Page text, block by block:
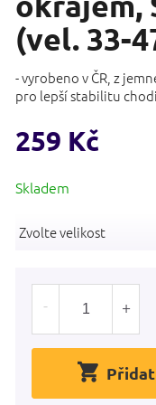
(vel. 33-
- vyrobeno v ČR, z
pro lepší stabilitu
259 Kč
cena: